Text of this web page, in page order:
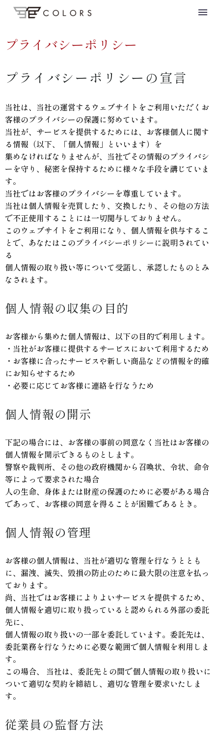
プライバシーポリシー
プライバシーポリシーの宣言
当社は、当社の運営するウェブサイトをご利用いただくお
客様のプライバシーの保護に努めています。
当社が、サービスを提供するためには、お客様個人に関す
る情報（以下、「個人情報」といいます）を
集めなければなりませんが、当社でその情報のプライバシ
ーを守り、秘密を保持するために様々な手段を講じていま
す。
当社ではお客様のプライバシーを尊重しています。
当社は個人情報を売買したり、交換したり、その他の方法
で不正使用することには一切関与しておりません。
このウェブサイトをご利用になり、個人情報を供与するこ
とで、あなたはこのプライバシーポリシーに説明されてい
る
個人情報の取り扱い等について受諾し、承認したものとみ
なされます。
個人情報の収集の目的
お客様から集めた個人情報は、以下の目的で利用します。
・当社がお客様に提供するサービスにおいて利用するため
・お客様に合ったサービスや新しい商品などの情報を的確
にお知らせするため
・必要に応じてお客様に連絡を行なうため
個人情報の開示
下記の場合には、お客様の事前の同意なく当社はお客様の
個人情報を開示できるものとします。
警察や裁判所、その他の政府機関から召喚状、令状、命令
等によって要求された場合
人の生命、身体または財産の保護のために必要がある場合
であって、お客様の同意を得ることが困難であるとき。
個人情報の管理
お客様の個人情報は、当社が適切な管理を行なうととも
に、漏洩、滅失、毀損の防止のために最大限の注意を払っ
ております。
尚、当社ではお客様によりよいサービスを提供するため、
個人情報を適切に取り扱っていると認められる外部の委託
先に、
個人情報の取り扱いの一部を委託しています。委託先は、
委託業務を行なうために必要な範囲で個人情報を利用しま
す。
この場合、 当社は、委託先との間で個人情報の取り扱いに
ついて適切な契約を締結し、適切な管理を要求いたしま
す。
従業員の監督方法